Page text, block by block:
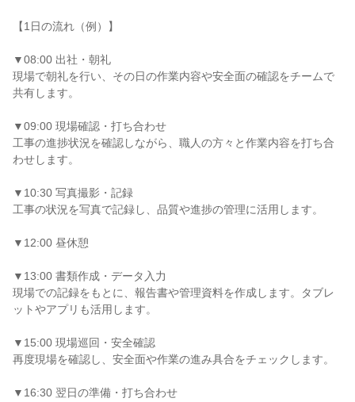
【1日の流れ（例）】
▼08:00 出社・朝礼
現場で朝礼を行い、その日の作業内容や安全面の確認をチームで
共有します。
▼09:00 現場確認・打ち合わせ
工事の進捗状況を確認しながら、職人の方々と作業内容を打ち合
わせします。
▼10:30 写真撮影・記録
工事の状況を写真で記録し、品質や進捗の管理に活用します。
▼12:00 昼休憩
▼13:00 書類作成・データ入力
現場での記録をもとに、報告書や管理資料を作成します。タブレ
ットやアプリも活用します。
▼15:00 現場巡回・安全確認
再度現場を確認し、安全面や作業の進み具合をチェックします。
▼16:30 翌日の準備・打ち合わせ